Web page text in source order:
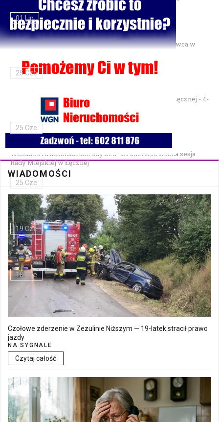
01 Lip
Gminne Zawody Sportowo-Pożarnicze OSP — 28 czerwca w
25 Cze
XXVII Festiwal Kapel Ulicznych i Podwórkowych w Łęcznej - 4-
5 lipca w Parku na Podzamczu
25 Cze
Włodarski z absolutorium czy bez? 29 czerwca ważna sesja
Rady Miejskiej w Łęcznej
25 Cze
Bezpłatna mammografia w Cycowie
19 Cze
Walne Zgromadzenie w SM "Batory" już 19 czerwca w Łęcznej
18 Cze
WIADOMOŚCI
Czołowe zderzenie w Zezulinie Niższym — 19-latek stracił prawo
jazdy
NA SYGNALE
Czytaj całość